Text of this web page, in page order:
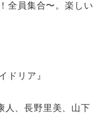
全員集合〜。楽しい
ドリア』
人、長野里美、山下